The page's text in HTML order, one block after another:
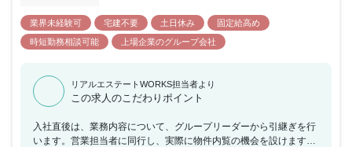
業界未経験可 宅建不要 土日休み
固定給高め
時短勤務相談可能
上場企業のグループ会社
リアルエステートWORKS担当者より
この求人のこだわりポイント
入社直後は、業務内容について、グループリーダーから引継ぎを行
います。営業担当者に同行し、実際に物件内覧の機会を設けます。